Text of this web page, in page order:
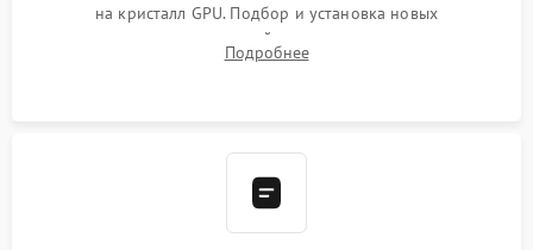
на кристалл GPU. Подбор и установка новых
термопрокладок правильной толщины на память и цепи
питания. Монтаж радиатора и бэкплейта, подключение и
Подробнее